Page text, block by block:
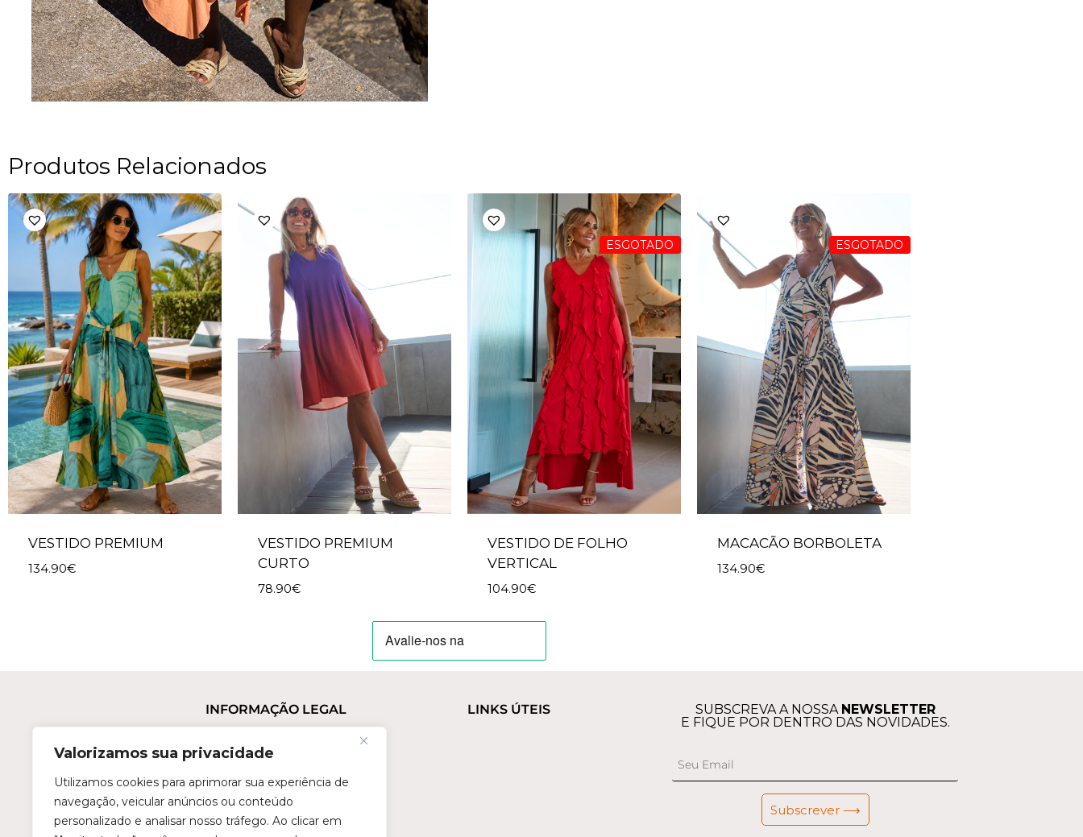
Valorizamos sua privacidade
Utilizamos cookies para aprimorar sua experiência de
navegação, veicular anúncios ou conteúdo
personalizado e analisar nosso tráfego. Ao clicar em
Produtos Relacionados
VESTIDO PREMIUM
134.90€
VESTIDO PREMIUM
CURTO
78.90€
ESGOTADO
VESTIDO DE FOLHO
VERTICAL
104.90€
ESGOTADO
MACACÃO BORBOLETA
134.90€
INFORMAÇÃO LEGAL
Política de Privacidade
Trocas e Devoluções
Perguntas Frequentes
Condições de Revenda
LINKS ÚTEIS SUBSCREVA A NOSSA NEWSLETTER
E FIQUE POR DENTRO DAS NOVIDADES.
Subscrever ⟶